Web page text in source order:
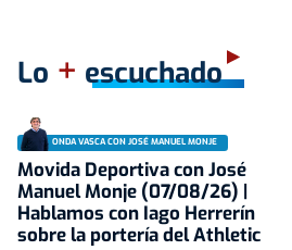
Lo + escuchado
ONDA VASCA CON JOSÉ MANUEL MONJE
Movida Deportiva con José
Manuel Monje (07/08/26) |
Hablamos con Iago Herrerín
sobre la portería del Athletic